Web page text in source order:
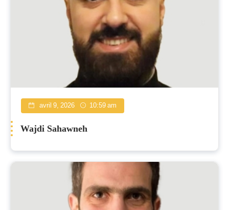
avril 9, 2026 10:59 am
Wajdi Sahawneh